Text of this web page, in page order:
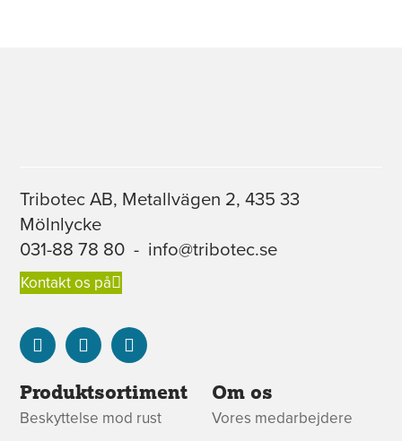
Tribotec AB, Metallvägen 2, 435 33
Mölnlycke
031-88 78 80 - info@tribotec.se
Kontakt os på
Produktsortiment
Beskyttelse mod rust
Om os
Vores medarbejdere